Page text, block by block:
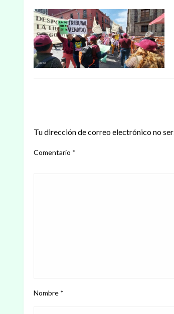
Tu dirección de correo electrónico no
Comentario *
Nombre *